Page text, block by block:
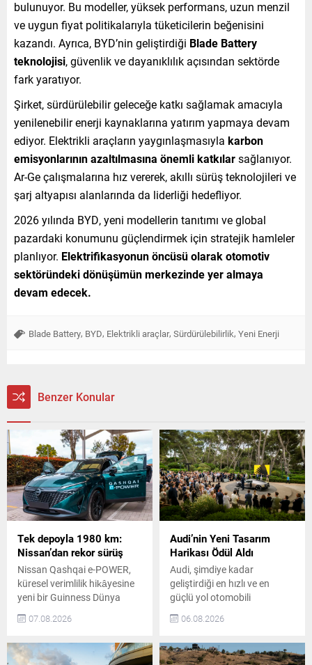
bulunuyor. Bu modeller, yüksek performans, uzun menzil
ve uygun fiyat politikalarıyla tüketicilerin beğenisini
kazandı. Ayrıca, BYD’nin geliştirdiği Blade Battery
teknolojisi, güvenlik ve dayanıklılık açısından sektörde
fark yaratıyor.
Şirket, sürdürülebilir geleceğe katkı sağlamak amacıyla
yenilenebilir enerji kaynaklarına yatırım yapmaya devam
ediyor. Elektrikli araçların yaygınlaşmasıyla karbon
emisyonlarının azaltılmasına önemli katkılarsağlanıyor.
Ar-Ge çalışmalarına hız vererek, akıllı sürüş teknolojileri ve
şarj altyapısı alanlarında da liderliği hedefliyor.
2026 yılında BYD, yeni modellerin tanıtımı ve global
pazardaki konumunu güçlendirmek için stratejik hamleler
planlıyor. Elektrifikasyonun öncüsü olarak otomotiv
sektöründeki dönüşümün merkezinde yer almaya
devam edecek.
Blade Battery, BYD, Elektrikli araçlar, Sürdürülebilirlik, Yeni Enerji
Benzer Konular
Tek depoyla 1980 km:
Nissan’dan rekor sürüş
Nissan Qashqai e-POWER,
küresel verimlilik hikâyesine
yeni bir Guinness Dünya
Rekorları unvanı ekledi. Araç,
Kolombiya’da
kilometrelik sürüşle bu
07.08.2026
Audi’nin Yeni Tasarım
Harikası Ödül Aldı
Audi, şimdiye kadar
geliştirdiği en hızlı ve en
güçlü yol otomobili
Nuvolari’yi, ilk taslak
çizimden sürüşe hazır
günde taşıdı. Tasarımdan
06.08.2026